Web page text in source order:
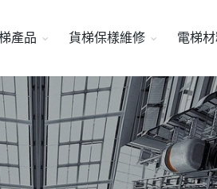
產品 貨梯保樣維修 電梯